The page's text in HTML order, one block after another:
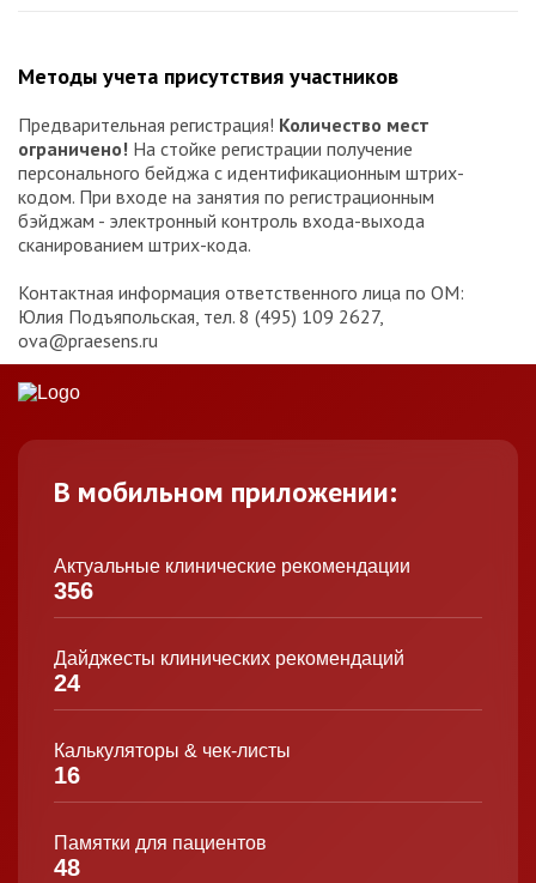
Методы учета присутствия участников
Предварительная регистрация! Количество мест
ограничено! На стойке регистрации получение
персонального бейджа с идентификационным штрих-
кодом. При входе на занятия по регистрационным
бэйджам - электронный контроль входа-выхода
сканированием штрих-кода.
Контактная информация ответственного лица по ОМ:
Юлия Подъяпольская, тел. 8 (495) 109 2627,
ova@praesens.ru
В мобильном приложении:
Актуальные клинические рекомендации
356
Дайджесты клинических рекомендаций
24
Калькуляторы & чек-листы
16
Памятки для пациентов
48